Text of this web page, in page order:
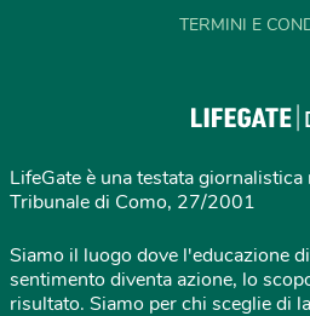
TERMINI E
LifeGate è una testata
Tribunale di Como, 27/2001
Siamo il luogo dove l'educazione
sentimento diventa azione, lo
risultato. Siamo per chi sceglie di